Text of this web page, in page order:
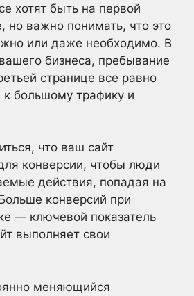
хотят быть на первой
но важно понимать, что это
или даже необходимо. В
бизнеса, пребывание
странице все равно
большому трафику и
что ваш сайт
конверсии, чтобы люди
действия, попадая на
конверсий при
— ключевой показатель
выполняет свои
меняющийся